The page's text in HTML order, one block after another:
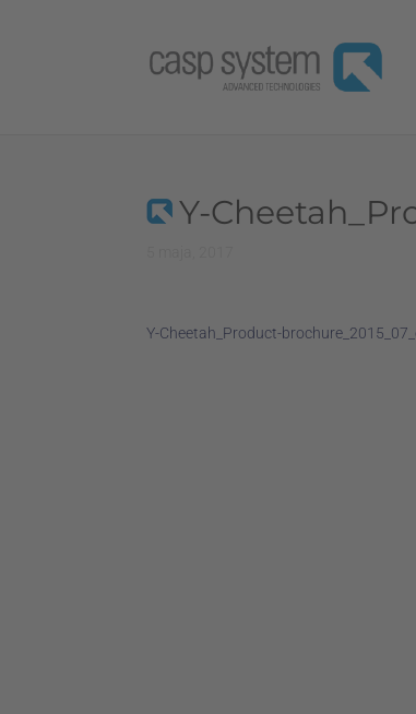
Y-
Y-Cheetah_Product-